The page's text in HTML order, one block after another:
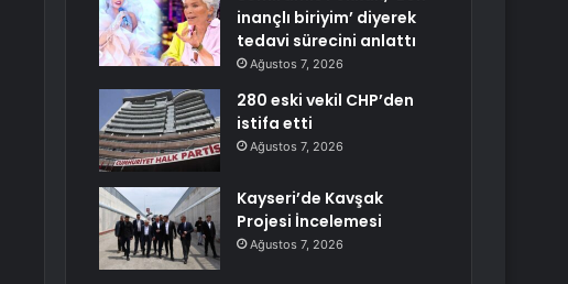
inançlı biriyim’ diyerek
tedavi sürecini anlattı
Ağustos 7, 2026
280 eski vekil CHP’den
istifa etti
Ağustos 7, 2026
Kayseri’de Kavşak
Projesi İncelemesi
Ağustos 7, 2026